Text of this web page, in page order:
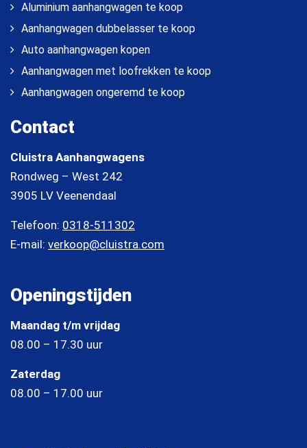
Aluminium aanhangwagen te koop
Aanhangwagen dubbelasser te koop
Auto aanhangwagen kopen
Aanhangwagen met loofrekken te koop
Aanhangwagen ongeremd te koop
Contact
Cluistra Aanhangwagens
Rondweg – West 242
3905 LV Veenendaal
Telefoon: 0318-511302
E-mail: verkoop@cluistra.com
Openingstijden
Maandag t/m vrijdag
08.00 – 17.30 uur
Zaterdag
08.00 – 17.00 uur